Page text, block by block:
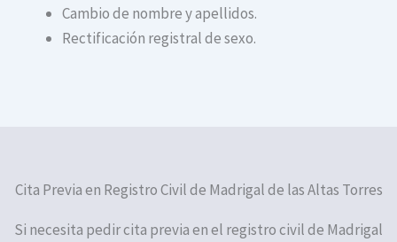
Cambio de nombre y apellidos.
Rectificación registral de sexo.
Cita Previa en Registro Civil de Madrigal de las Altas Torres
Si necesita pedir cita previa en el registro civil de Madrigal